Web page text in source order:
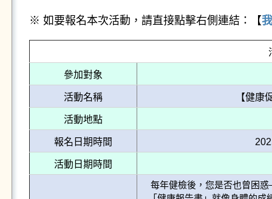
※ 如要報名本次活動，請直接點擊右側連結：【
參加對象
活動名稱 【健康
活動地點
報名日期時間
活動日期時間